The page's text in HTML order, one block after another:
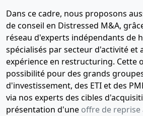
Dans ce cadre, nous proposons
de conseil en Distressed M&A,
réseau d'experts indépendants de
spécialisés par secteur d'activité et
expérience en restructuring. Cette
possibilité pour des grands
d'investissement, des ETI et des
via nos experts des cibles
présentation d'une offre de reprise